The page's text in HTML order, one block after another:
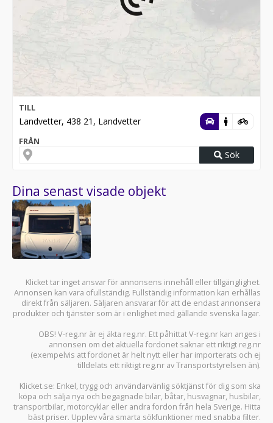
TILL
Landvetter, 438 21, Landvetter
FRÅN
Sök
Dina senast visade objekt
Klicket tar inget ansvar för annonsens innehåll eller tillgänglighet.
Annonsen kan vara ofullständig. Fullständig information kan erhållas
direkt från säljaren. Säljaren ansvarar för att de endast annonsera
produkter och tjänster som är i enlighet med gällande svenska lagar.
OBS! V-reg.nr är ej äkta reg.nr. Ett påhittat V-reg.nr kan anges i
annonsen om det aktuella fordonet saknar ett riktigt reg.nr
(exempelvis att fordonet är helt nytt eller har importerats och ej
tilldelats ett riktigt reg.nr av Transportstyrelsen än).
Klicket.se: Enkel, trygg och användarvänlig söktjänst för dig som ska
köpa och sälja nya och begagnade bilar, båtar, husvagnar, husbilar,
transportbilar, motorcyklar eller andra fordon från hela Sverige. Hitta
bäst priser. Upplev våra smarta sökfunktioner med snabba filter.